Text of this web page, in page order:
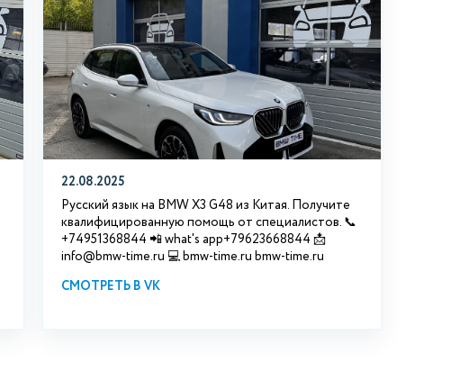
22.08.2025
Русский язык на BMW X3 G48 из Китая. Получите
квалифицированную помощь от специалистов. 📞
+74951368844 📲 what's app+79623668844 📩
info@bmw-time.ru 💻 bmw-time.ru bmw-time.ru
СМОТРЕТЬ В VK